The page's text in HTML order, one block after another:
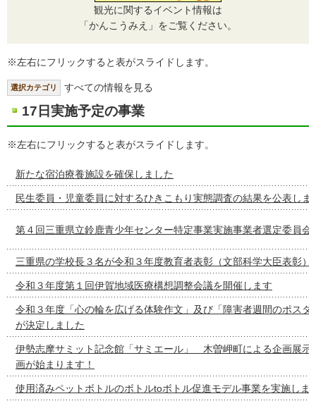
観光に関するイベント情報は
「かんこうみえ」をご覧ください。
※左右にフリックすると表がスライドします。
選択カテゴリ すべての情報を見る
17日実施予定の事業
※左右にフリックすると表がスライドします。
新たな宿泊療養施設を確保しました
民生委員・児童委員に対するひきこもり実態調査の結果を公表しま
第４回三重県立鈴鹿青少年センター特定事業実施事業者選定委員会
三重県の学校長３名が令和３年度教育者表彰（文部科学大臣表彰）
令和３年度第１回伊賀地域医療構想調整会議を開催します
令和３年度「心の輪を広げる体験作文」及び「障害者週間のポスタ
が決定しました
伊勢志摩サミット記念館「サミエール」 木曽岬町による企画展示
画が始まります！
使用済みペットボトルのボトルtoボトル促進モデル事業を実施しま